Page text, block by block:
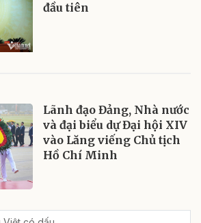
đầu tiên
Lãnh đạo Đảng, Nhà nước
và đại biểu dự Đại hội XIV
vào Lăng viếng Chủ tịch
Hồ Chí Minh